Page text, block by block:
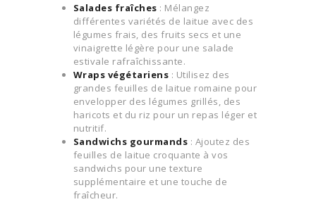
Salades fraîches : Mélangez
différentes variétés de laitue avec des
légumes frais, des fruits secs et une
vinaigrette légère pour une salade
estivale rafraîchissante.
Wraps végétariens : Utilisez des
grandes feuilles de laitue romaine pour
envelopper des légumes grillés, des
haricots et du riz pour un repas léger et
nutritif.
Sandwichs gourmands : Ajoutez des
feuilles de laitue croquante à vos
sandwichs pour une texture
supplémentaire et une touche de
fraîcheur.